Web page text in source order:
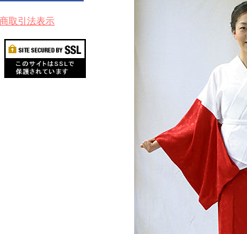
取引法表示